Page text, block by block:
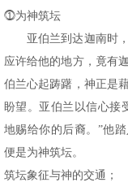
⓵为神筑坛
亚伯兰到达迦南时
应许给他的地方，竟有
伯兰心起踌躇，神正是
盼望。亚伯兰以信心接
地赐给你的后裔。”他
便是为神筑坛。
筑坛象征与神的交通；